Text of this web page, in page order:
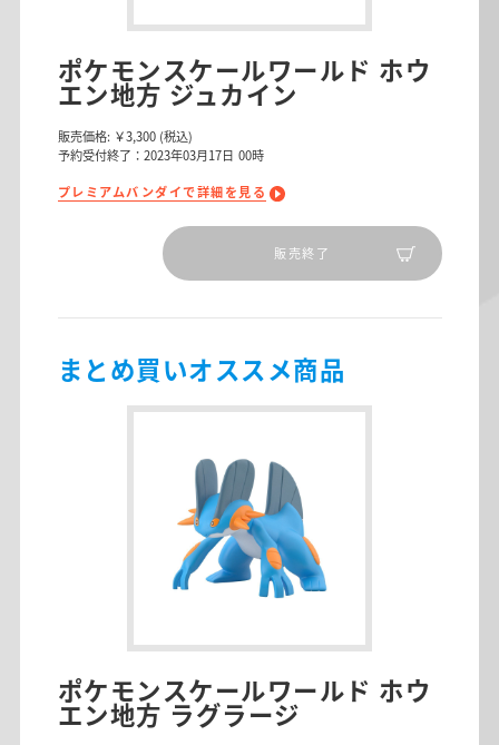
ポケモンスケールワールド ホウ
エン地方 ジュカイン
販売価格: ￥3,300 (税込)
予約受付終了：2023年03月17日 00時
プレミアムバンダイで詳細を見る
販売終了
まとめ買いオススメ商品
ポケモンスケールワールド ホウ
エン地方 ラグラージ